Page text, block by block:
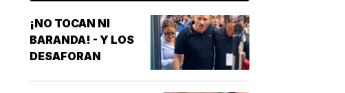
¡NO TOCAN NI
BARANDA! - Y LOS
DESAFORAN